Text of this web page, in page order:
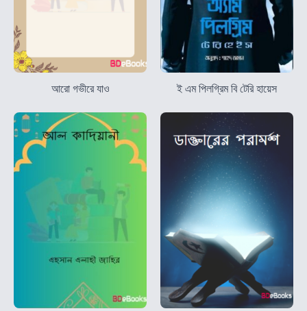
আরো গভীরে যাও ই এম পিলগ্রিম বি টেরি হায়েস